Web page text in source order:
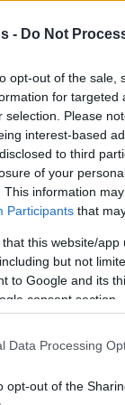
- Do Not
opt-out of the sale,
for targeted
selection. Please
interest-based
to third
of your
This information
Participants that
that this website/
but not
to Google and its
consent section.
Data Processing
opt-out of the
год)
номером
сразу
Чарания
2025/
8,7 очка,
шота.